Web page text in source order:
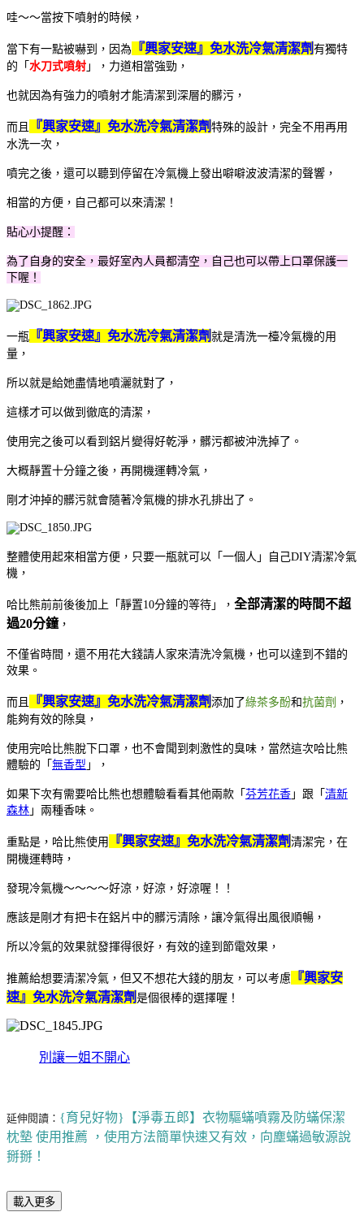
哇～～當按下噴射的時候，
當下有一點被嚇到，因為 『興家安速』免水洗冷氣清潔劑 有獨特
的「 水刀式噴射 」，力道相當強勁，
也就因為有強力的噴射才能清潔到深層的髒污，
而且 『興家安速』免水洗冷氣清潔劑 特殊的設計，完全不用再用
水洗一次，
噴完之後，還可以聽到停留在冷氣機上發出噼噼波波清潔的聲響，
相當的方便，自己都可以來清潔！
貼心小提醒：
為了自身的安全，最好室內人員都清空，自己也可以帶上口罩保護一
下喔！
一瓶 『興家安速』免水洗冷氣清潔劑 就是清洗一檯冷氣機的用
量，
所以就是給她盡情地噴灑就對了，
這樣才可以做到徹底的清潔，
使用完之後可以看到鋁片變得好乾淨，髒污都被沖洗掉了。
大概靜置十分鐘之後，再開機運轉冷氣，
剛才沖掉的髒污就會隨著冷氣機的排水孔排出了。
整體使用起來相當方便，只要一瓶就可以「一個人」自己DIY清潔冷氣
機，
哈比熊前前後後加上「靜置10分鐘的等待」， 全部清潔的時間不超
過20分鐘，
不僅省時間，還不用花大錢請人家來清洗冷氣機，也可以達到不錯的
效果。
而且 『興家安速』免水洗冷氣清潔劑 添加了綠茶多酚和抗菌劑 ，
能夠有效的除臭，
使用完哈比熊脫下口罩，也不會聞到刺激性的臭味，當然這次哈比熊
體驗的「 無香型 」，
如果下次有需要哈比熊也想體驗看看其他兩款「 芬芳花香 」跟「 清新
森林 」兩種香味。
重點是，哈比熊使用 『興家安速』免水洗冷氣清潔劑 清潔完，在
開機運轉時，
發現冷氣機～～～～好涼，好涼，好涼喔！！
應該是剛才有把卡在鋁片中的髒污清除，讓冷氣得出風很順暢，
所以冷氣的效果就發揮得很好，有效的達到節電效果，
推薦給想要清潔冷氣，但又不想花大錢的朋友，可以考慮
『興家安
速』免水洗冷氣清潔劑 是個很棒的選擇喔！
別讓一姐不開心
延伸閱讀： {育兒好物}【淨毒五郎】衣物驅蟎噴霧及防蟎保潔
枕墊 使用推薦 ，使用方法簡單快速又有效，向塵蟎過敏源說
掰掰！
載入更多